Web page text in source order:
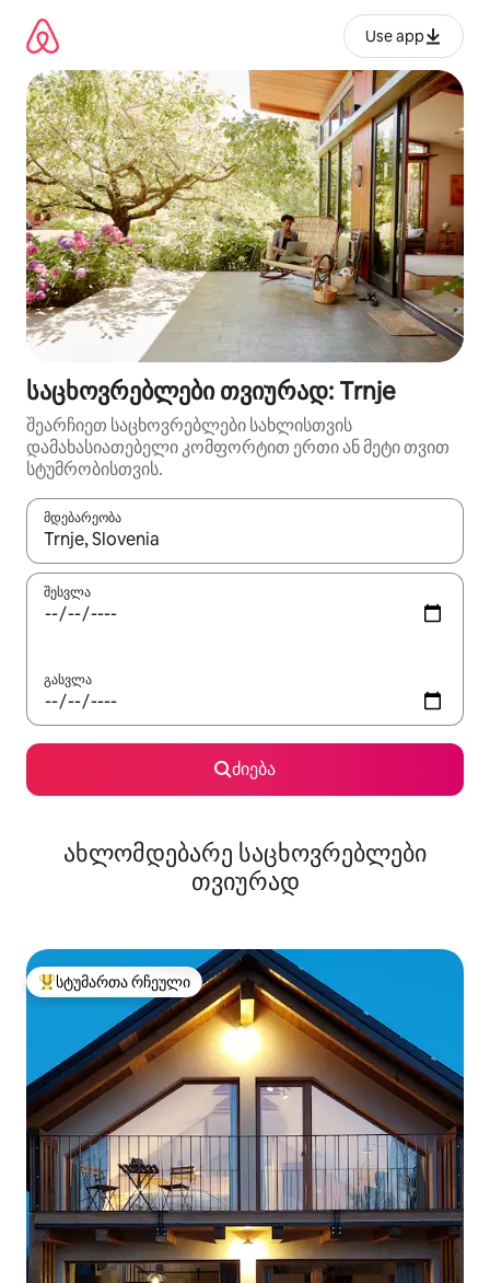
გადასვლა
Use app
საცხოვრებლები თვიურად: Trnje
შეარჩიეთ საცხოვრებლები სახლისთვის
დამახასიათებელი კომფორტით ერთი ან მეტი თვით
სტუმრობისთვის.
მდებარეობა
როცა შედეგები ხელმისაწვდომი გახდება, ნავიგაციისთვის
შესვლა
გასვლა
ძიება
ახლომდებარე საცხოვრებლები
თვიურად
სტუმართა რჩეული მოწინავე ვარიანტი
სტუმართა რჩეული